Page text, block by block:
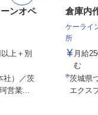
ンオペ
上＋別
社）／茨
営業...
倉庫内
ケーライ
所
月給
む
茨城県
エクス